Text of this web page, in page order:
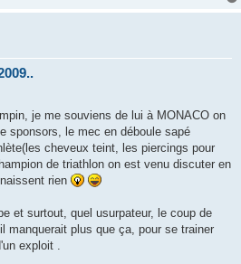
je me souviens de lui à MONACO on
sponsors, le mec en déboule sapé
cheveux teint, les piercings pour
de triathlon on est venu discuter en
rien
et surtout, quel usurpateur, le coup de
manquerait plus que ça, pour se trainer
exploit .